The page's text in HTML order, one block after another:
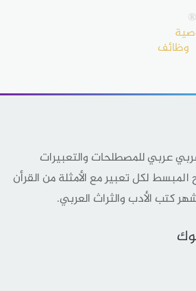
®
وظائف
عربي للمصطلحات والتعبيرات
لكل تعبير مع الأمثلة من القرأن
كتب الأدب والثراث العربي.